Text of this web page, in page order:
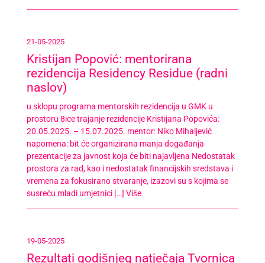
21-05-2025
Kristijan Popović: mentorirana
rezidencija Residency Residue (radni
naslov)
u sklopu programa mentorskih rezidencija u GMK u
prostoru 8ice trajanje rezidencije Kristijana Popovića:
20.05.2025. – 15.07.2025. mentor: Niko Mihaljević
napomena: bit će organizirana manja događanja
prezentacije za javnost koja će biti najavljena Nedostatak
prostora za rad, kao i nedostatak financijskih sredstava i
vremena za fokusirano stvaranje, izazovi su s kojima se
susreću mladi umjetnici […] Više
19-05-2025
Rezultati godišnjeg natječaja Tvornica